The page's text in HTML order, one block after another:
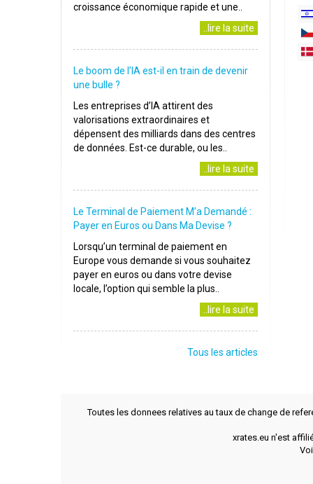
croissance économique rapide et une..
..lire la suite
Le boom de l’IA est-il en train de devenir
une bulle ?
Les entreprises d’IA attirent des
valorisations extraordinaires et
dépensent des milliards dans des centres
de données. Est-ce durable, ou les..
..lire la suite
Le Terminal de Paiement M’a Demandé :
Payer en Euros ou Dans Ma Devise ?
Lorsqu’un terminal de paiement en
Europe vous demande si vous souhaitez
payer en euros ou dans votre devise
locale, l’option qui semble la plus..
..lire la suite
Tous les articles
Toutes les donnees relatives au taux de change de
xrates.eu n'est